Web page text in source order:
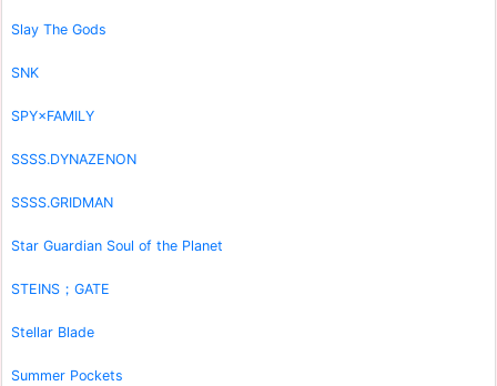
Slay The Gods
SNK
SPY×FAMILY
SSSS.DYNAZENON
SSSS.GRIDMAN
Star Guardian Soul of the Planet
STEINS；GATE
Stellar Blade
Summer Pockets